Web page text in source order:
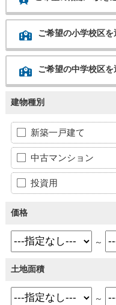
ご希望の小学校区
ご希望の中学校区
建物種別
新築一戸建て
中古マンション
投資用
価格
～
土地面積
～